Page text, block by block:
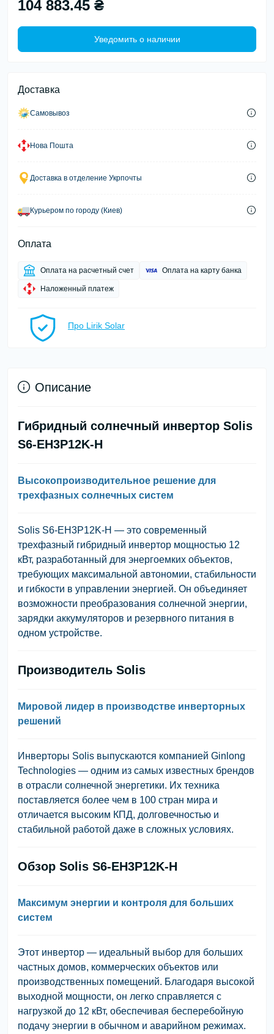
104 883.45 ₴
Уведомить о наличии
Доставка
Самовывоз
Нова Пошта
Доставка в отделение Укрпочты
Курьером по городу (Киев)
Оплата
Оплата на расчетный счет Оплата на карту банка
Наложенный платеж
Про Lirik Solar
Описание
Гибридный солнечный инвертор Solis
S6-EH3P12K-H
Высокопроизводительное решение для
трехфазных солнечных систем
Solis S6-EH3P12K-H — это современный
трехфазный гибридный инвертор мощностью 12
кВт, разработанный для энергоемких объектов,
требующих максимальной автономии, стабильности
и гибкости в управлении энергией. Он объединяет
возможности преобразования солнечной энергии,
зарядки аккумуляторов и резервного питания в
одном устройстве.
Производитель Solis
Мировой лидер в производстве инверторных
решений
Инверторы Solis выпускаются компанией Ginlong
Technologies — одним из самых известных брендов
в отрасли солнечной энергетики. Их техника
поставляется более чем в 100 стран мира и
отличается высоким КПД, долговечностью и
стабильной работой даже в сложных условиях.
Обзор Solis S6-EH3P12K-H
Максимум энергии и контроля для больших
систем
Этот инвертор — идеальный выбор для больших
частных домов, коммерческих объектов или
производственных помещений. Благодаря высокой
выходной мощности, он легко справляется с
нагрузкой до 12 кВт, обеспечивая бесперебойную
подачу энергии в обычном и аварийном режимах.